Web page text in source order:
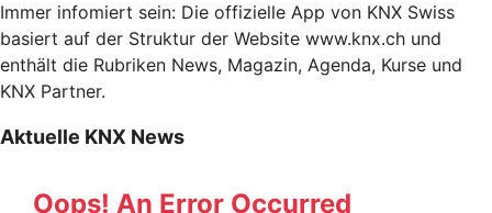
Immer infomiert sein: Die offizielle App von KNX Swiss
basiert auf der Struktur der Website www.knx.ch und
enthält die Rubriken News, Magazin, Agenda, Kurse und
KNX Partner.
Aktuelle KNX News
Oops! An Error Occurred